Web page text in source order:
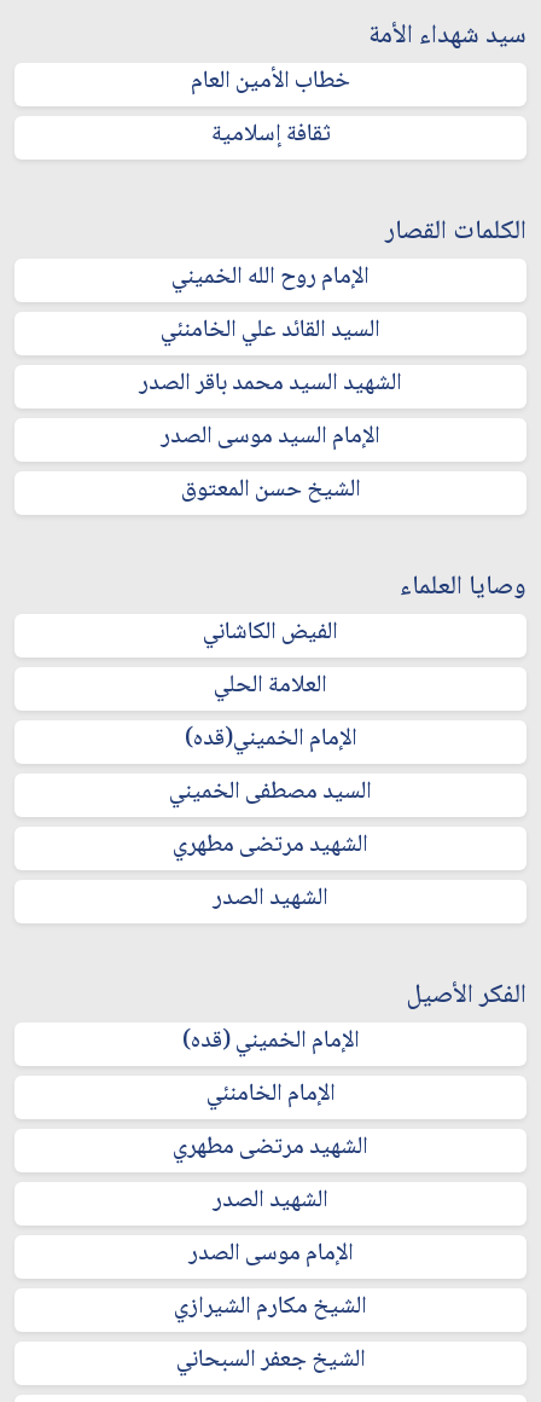
سيد شهداء الأمة
خطاب الأمين العام
ثقافة إسلامية
الكلمات القصار
الإمام روح الله الخميني
السيد القائد علي الخامنئي
الشهيد السيد محمد باقر الصدر
الإمام السيد موسى الصدر
الشيخ حسن المعتوق
وصايا العلماء
الفيض الكاشاني
العلامة الحلي
الإمام الخميني(قده)
السيد مصطفى الخميني
الشهيد مرتضى مطهري
الشهيد الصدر
الفكر الأصيل
الإمام الخميني (قده)
الإمام الخامنئي
الشهيد مرتضى مطهري
الشهيد الصدر
الإمام موسى الصدر
الشيخ مكارم الشيرازي
الشيخ جعفر السبحاني